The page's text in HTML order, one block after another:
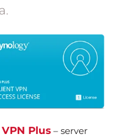
VPN Plus – server